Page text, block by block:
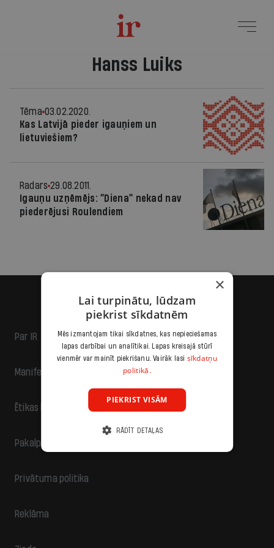
Hanss Luiks
Tēma 03.02.2020.
Kas Latvijā pieder igauņiem un
lietuviešiem?
Radars 29.08.2011.
Igauņu uzņēmējs: “Diena” nekad nav
piederējusi Roulendiem
Par IR
Manifests
Ētikas kodekss
Pakalpojumu sniegšanas noteikumi
Privātuma politika
Reklāma
×
Lai turpinātu, lūdzam
piekrist sīkdatnēm
Mēs izmantojam tikai sīkdatnes, kas nepieciešamas
lapas darbībai un analītikai. Lapas kreisajā stūrī
vienmēr var mainīt piekrišanu. Vairāk lasi sīkdatņu
politikā.
PIEKRIST VISĀM
RĀDĪT DETAĻAS